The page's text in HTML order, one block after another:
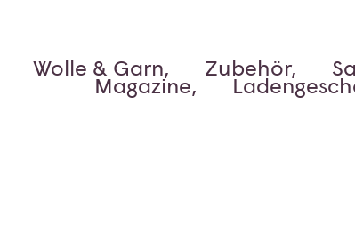
Wolle & Garn, Zubehör,
Magazine,